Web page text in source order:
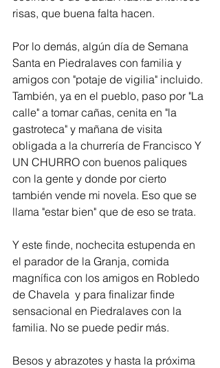
risas, que buena falta hacen.
Por lo demás, algún día de Semana
Santa en Piedralaves con familia y
amigos con "potaje de vigilia" incluido.
También, ya en el pueblo, paso por "La
calle" a tomar cañas, cenita en "la
gastroteca" y mañana de visita
obligada a la churrería de Francisco Y
UN CHURRO con buenos paliques
con la gente y donde por cierto
también vende mi novela. Eso que se
llama "estar bien" que de eso se trata.
Y este finde, nochecita estupenda en
el parador de la Granja, comida
magnífica con los amigos en Robledo
de Chavela  y para finalizar finde
sensacional en Piedralaves con la
familia. No se puede pedir más.
Besos y abrazotes y hasta la próxima